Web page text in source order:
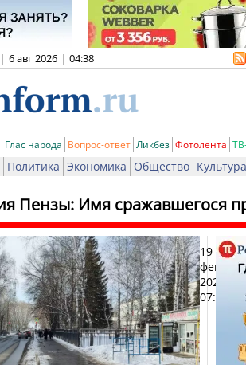
| 6 авг 2026 | 04:38
Глас народа Вопрос-ответ Ликбез Фотолента
Политика Экономика Общество Культура
Пензы: Имя сражавшегося
19
февраля
2025,
07:22